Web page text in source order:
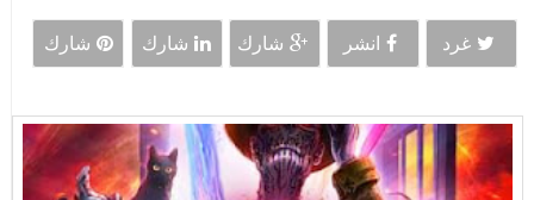
غرد انشر شارك شارك شارك